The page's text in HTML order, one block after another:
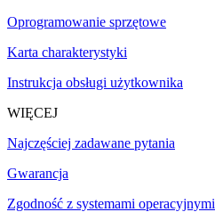
Oprogramowanie sprzętowe
Karta charakterystyki
Instrukcja obsługi użytkownika
WIĘCEJ
Najczęściej zadawane pytania
Gwarancja
Zgodność z systemami operacyjnymi